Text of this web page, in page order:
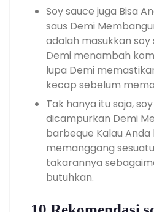
Soy sauce juga Bisa
saus Demi
adalah masukkan
Demi menambah
lupa Demi
kecap sebelum
Tak hanya itu saja,
dicampurkan Demi
barbeque Kalau
memanggang
takarannya
butuhkan.